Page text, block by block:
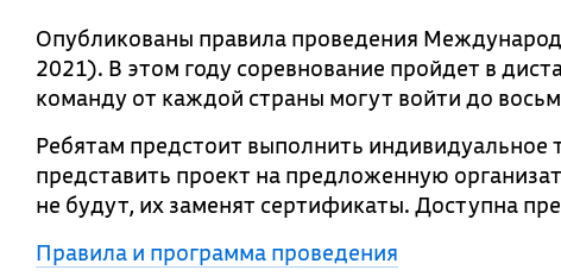
Опубликованы правила проведения
2021). В этом году соревнование пройдет в
команду от каждой страны могут войти до
Ребятам предстоит выполнить индивидуальное
представить проект на предложенную
не будут, их заменят сертификаты. Доступна
Правила и программа проведения